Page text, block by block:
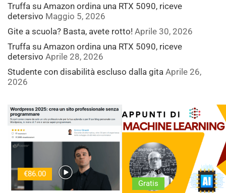
Truffa su Amazon ordina una RTX 5090, riceve
detersivo Maggio 5, 2026
Gite a scuola? Basta, avete rotto! Aprile 30, 2026
Truffa su Amazon ordina una RTX 5090, riceve
detersivo Aprile 28, 2026
Studente con disabilità escluso dalla gita Aprile 26,
2026
€86.00
Gratis